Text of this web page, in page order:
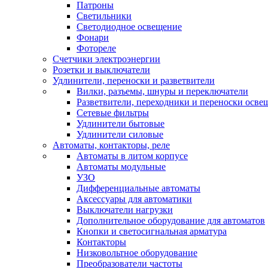
Патроны
Светильники
Светодиодное освещение
Фонари
Фотореле
Счетчики электроэнергии
Розетки и выключатели
Удлинители, переноски и разветвители
Вилки, разъемы, шнуры и переключатели
Разветвители, переходники и переноски
Сетевые фильтры
Удлинители бытовые
Удлинители силовые
Автоматы, контакторы, реле
Автоматы в литом корпусе
Автоматы модульные
УЗО
Дифференциальные автоматы
Аксессуары для автоматики
Выключатели нагрузки
Дополнительное оборудование для автоматов
Кнопки и светосигнальная арматура
Контакторы
Низковольтное оборудование
Преобразователи частоты